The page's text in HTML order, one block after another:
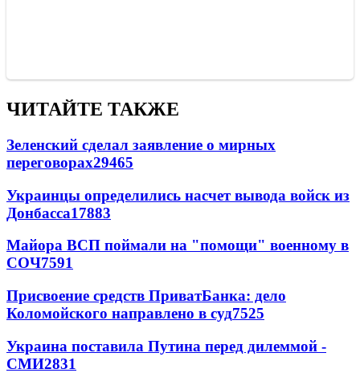
ЧИТАЙТЕ ТАКЖЕ
Зеленский сделал заявление о мирных
переговорах29465
Украинцы определились насчет вывода войск из
Донбасса17883
Майора ВСП поймали на "помощи" военному в
СОЧ7591
Присвоение средств ПриватБанка: дело
Коломойского направлено в суд7525
Украина поставила Путина перед дилеммой -
СМИ2831